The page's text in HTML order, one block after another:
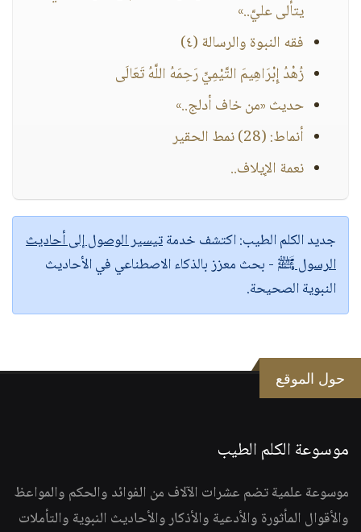
يتألى عليَّ..»
فقه النبوة والرسالة (٤)
زُهْدُ إِبْرَاهِيمَ التَّيْمِيِّ رَحِمَهُ اللَّهُ تَعَالَى
حديث «من خاف أدلج..»
أنماط: (28) نمط الحقير
نعمة الإيلاف..
جديد الكلم الطيب:اكتشف خدمةتيسير الوصول إلى أحاديث
الرسول ﷺ - بحث معزز بالذكاء الاصطناعي في الأحاديث
النبوية الصحيحة.
حول الموقع
موسوعة الكلم الطيب
موسوعة علمية تضم عشرات الآلاف من الفوائد والحكم والمواعظ
والأقوال المأثورة والأدعية والأذكار والأحاديث النبوية والتأملات